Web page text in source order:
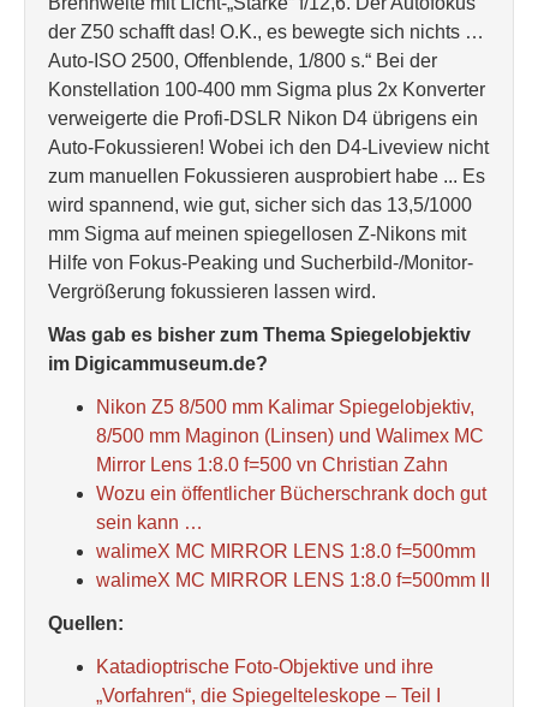
der Z50 schafft das! O.K., es bewegte sich nichts …
Auto-ISO 2500, Offenblende, 1/800 s.“ Bei der
Konstellation 100-400 mm Sigma plus 2x Konverter
verweigerte die Profi-DSLR Nikon D4 übrigens ein
Auto-Fokussieren! Wobei ich den D4-Liveview nicht
zum manuellen Fokussieren ausprobiert habe ... Es
wird spannend, wie gut, sicher sich das 13,5/1000
mm Sigma auf meinen spiegellosen Z-Nikons mit
Hilfe von Fokus-Peaking und Sucherbild-/Monitor-
Vergrößerung fokussieren lassen wird.
Was gab es bisher zum Thema Spiegelobjektiv
im Digicammuseum.de?
Nikon Z5 8/500 mm Kalimar Spiegelobjektiv,
8/500 mm Maginon (Linsen) und Walimex MC
Mirror Lens 1:8.0 f=500 vn Christian Zahn
Wozu ein öffentlicher Bücherschrank doch gut
sein kann …
walimeX MC MIRROR LENS 1:8.0 f=500mm
walimeX MC MIRROR LENS 1:8.0 f=500mm II
Quellen:
Katadioptrische Foto-Objektive und ihre
„Vorfahren“, die Spiegelteleskope – Teil I